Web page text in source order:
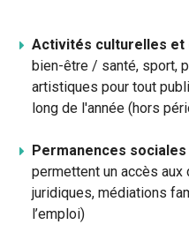
Activités culturelles et
bien-être / santé, sport,
artistiques pour tout
long de l'année (hors
Permanences sociales
permettent un accès
juridiques, médiations
l’emploi)